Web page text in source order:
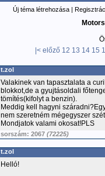
Új téma létrehozása |
|< előző 12 13 14 15
t.zol
Valakinek van tapasztalata a
blokkot,de a gyujtásoldali
tömítés(kifolyt a benzin).
Meddig kell hagyni
nem szeretném mégegyszer
Mondjatok valami okosat!PLS
sorszám: 2067 (72225)
t.zol
Helló!